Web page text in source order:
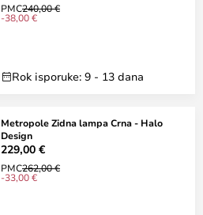
PMC240,00 €
-38,00 €
Rok isporuke: 9 - 13 dana
Metropole Zidna lampa Crna - Halo
Design
229,00 €
PMC262,00 €
-33,00 €